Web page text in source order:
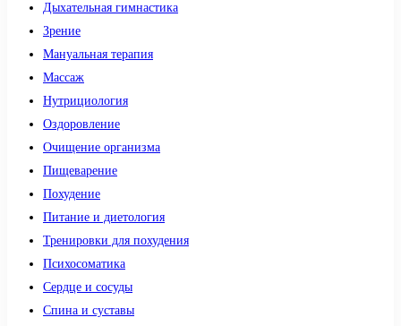
Дыхательная гимнастика
Зрение
Мануальная терапия
Массаж
Нутрициология
Оздоровление
Очищение организма
Пищеварение
Похудение
Питание и диетология
Тренировки для похудения
Психосоматика
Сердце и сосуды
Спина и суставы